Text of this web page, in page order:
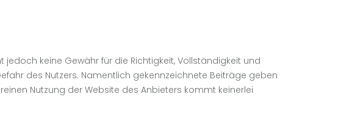
keine Gewähr für die Richtigkeit, Vollständigkeit und
des Nutzers. Namentlich gekennzeichnete Beiträge geben
Nutzung der Website des Anbieters kommt keinerlei